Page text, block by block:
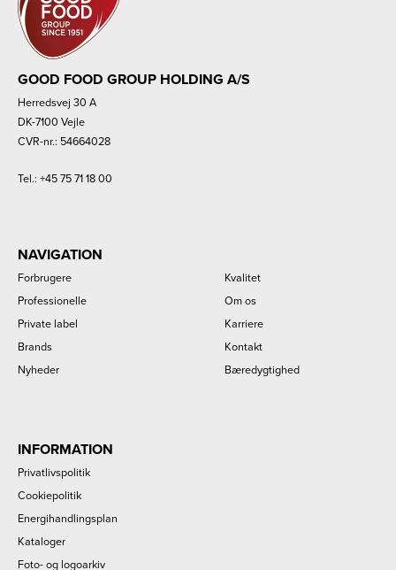
GOOD FOOD GROUP HOLDING A/S
Herredsvej 30 A
DK-7100 Vejle
CVR-nr.: 54664028
Tel.: +45 75 71 18 00
NAVIGATION
Forbrugere
Professionelle
Private label
Brands
Nyheder
Kvalitet
Om os
Karriere
Kontakt
Bæredygtighed
INFORMATION
Privatlivspolitik
Cookiepolitik
Energihandlingsplan
Kataloger
Foto- og logoarkiv